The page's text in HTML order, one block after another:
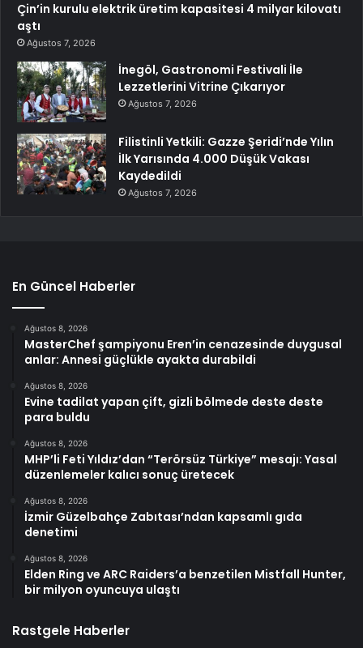
Çin’in kurulu elektrik üretim kapasitesi 4 milyar kilovatı
aştı
Ağustos 7, 2026
İnegöl, Gastronomi Festivali İle
Lezzetlerini Vitrine Çıkarıyor
Ağustos 7, 2026
Filistinli Yetkili: Gazze Şeridi’nde Yılın
İlk Yarısında 4.000 Düşük Vakası
Kaydedildi
Ağustos 7, 2026
En Güncel Haberler
Ağustos 8, 2026
MasterChef şampiyonu Eren’in cenazesinde duygusal
anlar: Annesi güçlükle ayakta durabildi
Ağustos 8, 2026
Evine tadilat yapan çift, gizli bölmede deste deste
para buldu
Ağustos 8, 2026
MHP’li Feti Yıldız’dan “Terörsüz Türkiye” mesajı: Yasal
düzenlemeler kalıcı sonuç üretecek
Ağustos 8, 2026
İzmir Güzelbahçe Zabıtası’ndan kapsamlı gıda
denetimi
Ağustos 8, 2026
Elden Ring ve ARC Raiders’a benzetilen Mistfall Hunter,
bir milyon oyuncuya ulaştı
Rastgele Haberler